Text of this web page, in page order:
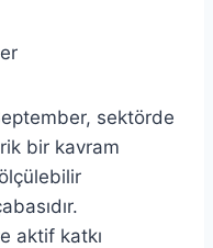
sektörde
bir kavram
aktif katkı